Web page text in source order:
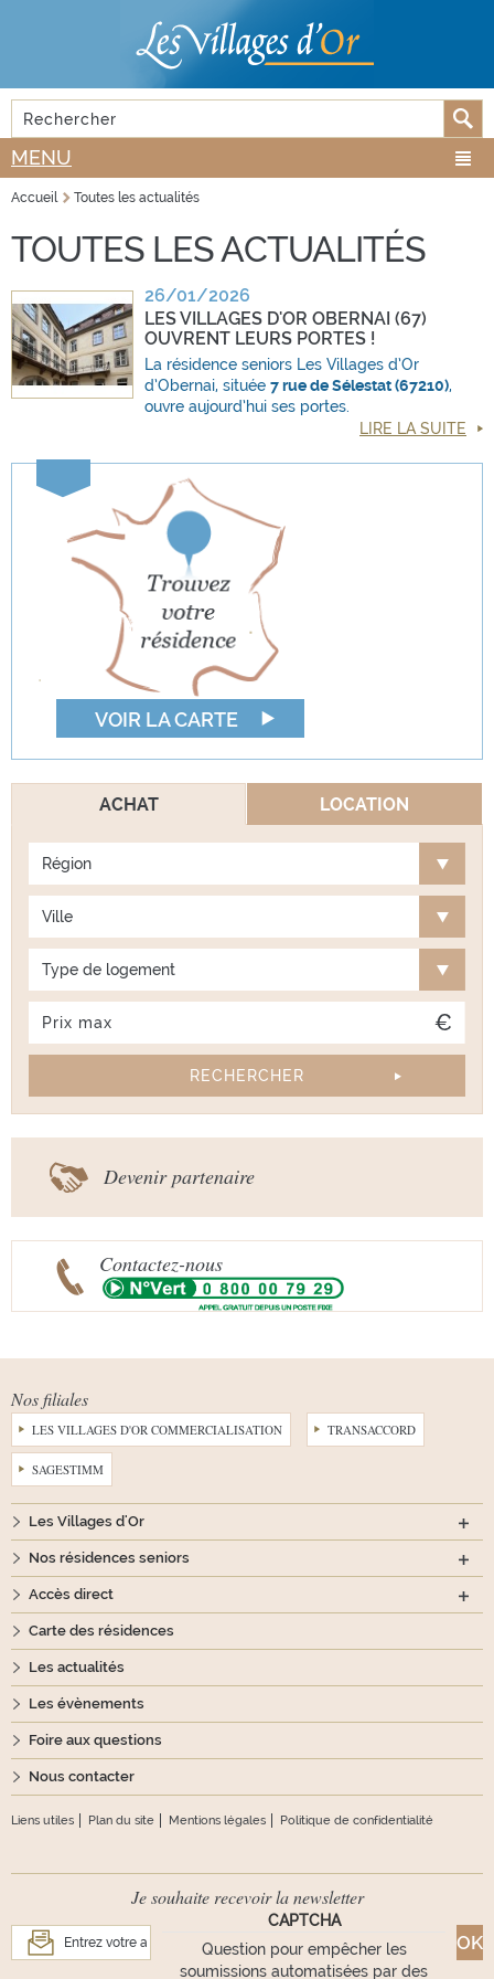
FORMULAIRE DE RECHERCHE
Rechercher
MENU
Accueil Toutes les actualités
TOUTES LES ACTUALITÉS
26/01/2026
LES VILLAGES D'OR OBERNAI (67)
OUVRENT LEURS PORTES !
La résidence seniors Les Villages d’Or
d’Obernai, située7 rue de Sélestat (67210),
ouvre aujourd’hui ses portes.
LIRE LA SUITE
VOIR LA CARTE
ACHAT LOCATION
Région
Ville
Type de logement
Devenir partenaire
Contactez-nous
Nos filiales
LES VILLAGES D'OR COMMERCIALISATION TRANSACCORD
SAGESTIMM
Les Villages d'Or
Nos résidences seniors
Accès direct
Carte des résidences
Les actualités
Les évènements
Foire aux questions
Nous contacter
Liens utiles Plan du site Mentions légales Politique de confidentialité
Je souhaite recevoir la newsletter
CAPTCHA
Question pour empêcher les
soumissions automatisées par des